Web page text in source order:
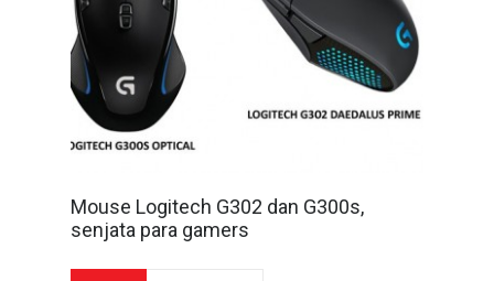
Mouse Logitech G302 dan G300s,
senjata para gamers